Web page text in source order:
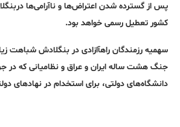
کشور تعطیل رسمی خواهد بود.
سهمیه رزمندگان راهآازادی در بنگلادش شباهت
جنگ هشت ساله ایران و عراق و نظامیانی که در
دانشگاه‌های دولتی، برای استخدام در نهادهای